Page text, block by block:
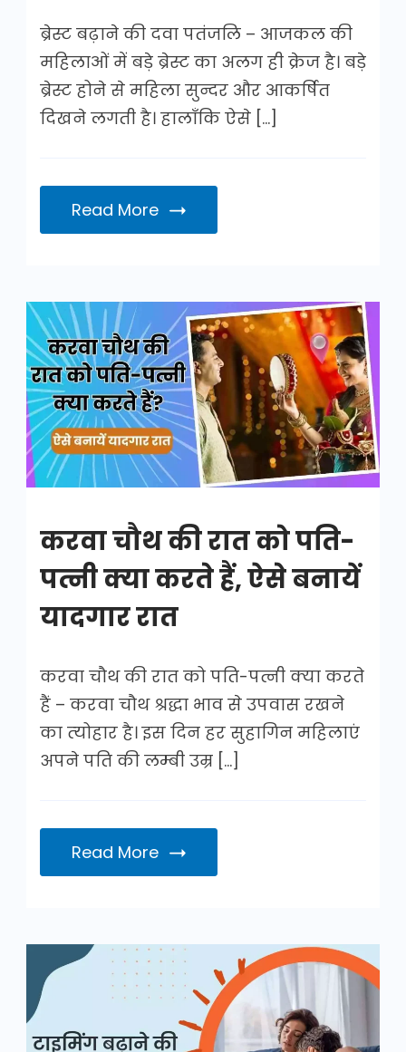
ब्रेस्ट बढ़ाने की दवा पतंजलि – आजकल की
महिलाओं में बड़े ब्रेस्ट का अलग ही क्रेज है। बड़े
ब्रेस्ट होने से महिला सुन्दर और आकर्षित
दिखने लगती है। हालाँकि ऐसे […]
Read More
करवा
चौथ
की
रात
को
पति-
पत्नी
करते
करवा चौथ की रात को पति-
पत्नी क्या करते हैं, ऐसे बनायें
यादगार रात
करवा चौथ की रात को पति-पत्नी क्या करते
हैं – करवा चौथ श्रद्धा भाव से उपवास रखने
का त्‍योहार है। इस दिन हर सुहागिन महिलाएं
अपने पति की लम्बी उम्र […]
Read More
टाइमिंग
बढ़ाने
की
देसी